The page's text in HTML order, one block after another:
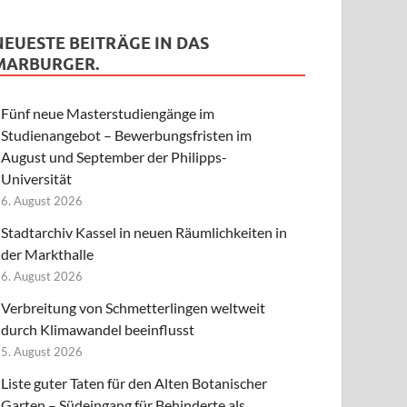
BEITRÄGE IN DAS
Fünf neue Masterstudiengänge im
Studienangebot – Bewerbungsfristen im
August und September der Philipps-
Universität
6. August 2026
Stadtarchiv Kassel in neuen Räumlichkeiten in
der Markthalle
6. August 2026
Verbreitung von Schmetterlingen weltweit
durch Klimawandel beeinflusst
5. August 2026
Liste guter Taten für den Alten Botanischer